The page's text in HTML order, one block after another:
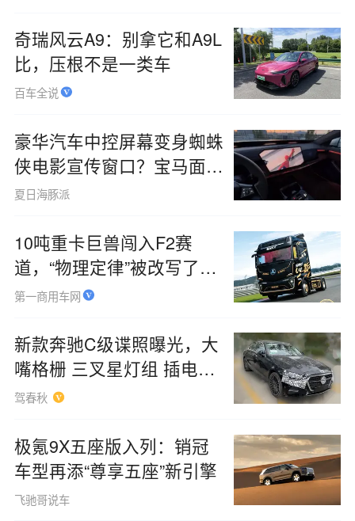
奇瑞风云A9：别拿它和A9L
比，压根不是一类车
百车全说
豪华汽车中控屏幕变身蜘蛛
侠电影宣传窗口？宝马面临
车主集体不满
夏日海豚派
10吨重卡巨兽闯入F2赛
道，“物理定律”被改写了
吗？
第一商用车网
新款奔驰C级谍照曝光，大
嘴格栅 三叉星灯组 插电混
动
驾春秋
极氪9X五座版入列：销冠
车型再添“尊享五座”新引擎
飞驰哥说车